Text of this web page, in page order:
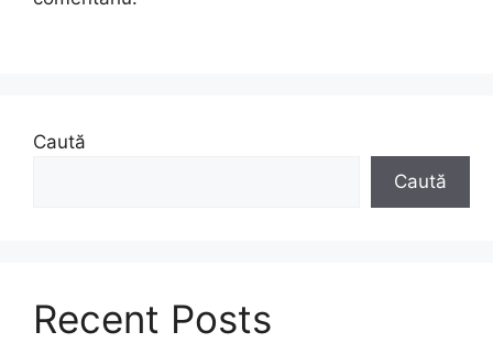
Caută
Caută
Recent Posts